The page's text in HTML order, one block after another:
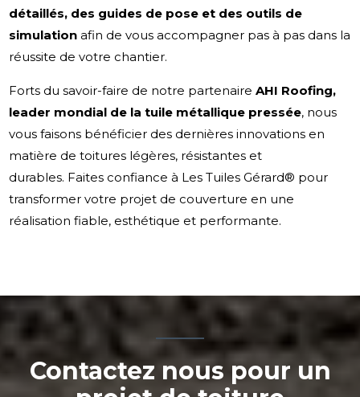
détaillés, des guides de pose et des outils de
simulation afin de vous accompagner pas à pas dans la
réussite de votre chantier.
Forts du savoir-faire de notre partenaireAHI Roofing,
leader mondial de la tuile métallique pressée, nous
vous faisons bénéficier des dernières innovations en
matière de toitures légères, résistantes et
durables. Faites confiance à Les Tuiles Gérard® pour
transformer votre projet de couverture en une
réalisation fiable, esthétique et performante.
Contactez nous pour un